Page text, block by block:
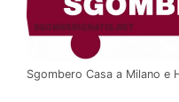
Sgombero Casa a Milano e